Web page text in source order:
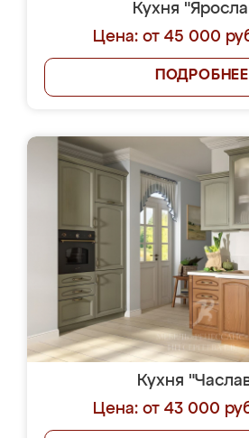
Кухня
Цена: от 45 000
ПОДРОБНЕЕ
Кухня
Цена: от 43 000